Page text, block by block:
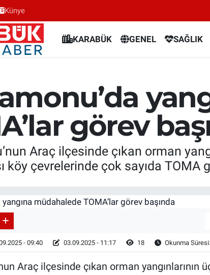
Künye
KARABÜK GENEL SAĞLIK
görev
Araç ilçesinde çıkan orman
köy çevrelerinde çok sayıda TOMA
- 09:40 03.09.2025 - 11:17 18 Okunma
Araç ilçesinde çıkan orman yangınlarının
Haritası
Fikstür